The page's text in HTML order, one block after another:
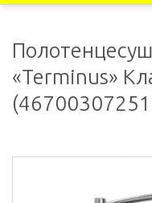
«Terminus»